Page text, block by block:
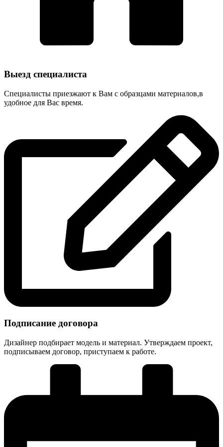
Выезд специалиста
Специалисты приезжают к Вам с образцами материалов,в
удобное для Вас время.
Подписание договора
Дизайнер подбирает модель и материал. Утверждаем проект,
подписываем договор, приступаем к работе.